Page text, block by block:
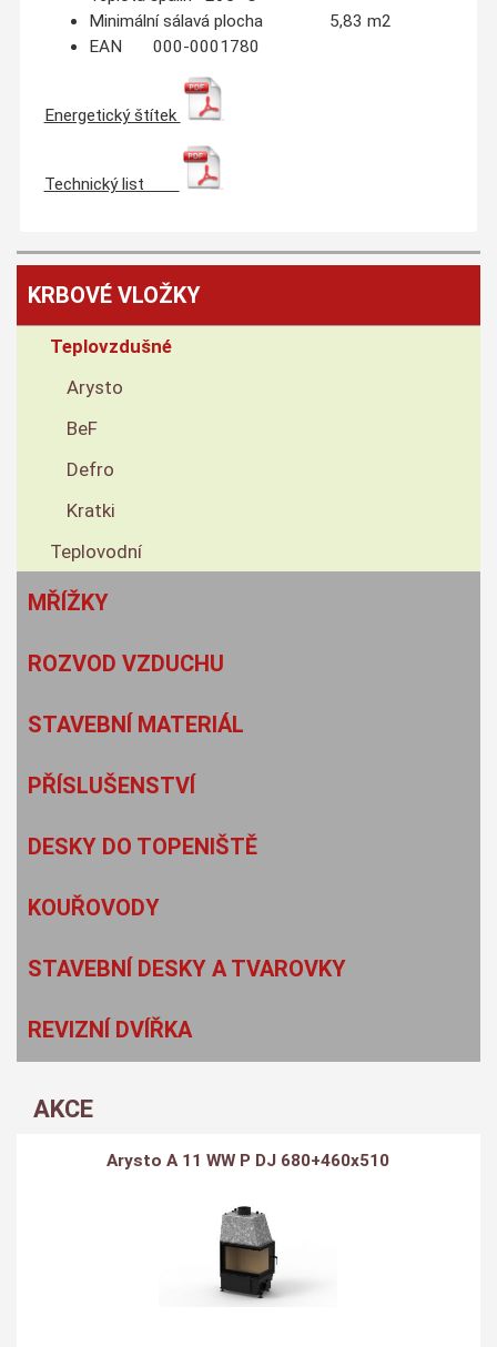
Minimální sálavá plocha 5,83 m2
EAN 000-0001780
Energetický štítek
Technický list
KRBOVÉ VLOŽKY
Teplovzdušné
Arysto
BeF
Defro
Kratki
Teplovodní
MŘÍŽKY
ROZVOD VZDUCHU
STAVEBNÍ MATERIÁL
PŘÍSLUŠENSTVÍ
DESKY DO TOPENIŠTĚ
KOUŘOVODY
STAVEBNÍ DESKY A TVAROVKY
REVIZNÍ DVÍŘKA
AKCE
Arysto A 11 WW P DJ 680+460x510